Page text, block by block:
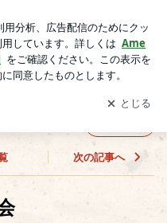
新通知
を受け取りまし
開く
次の記事へ